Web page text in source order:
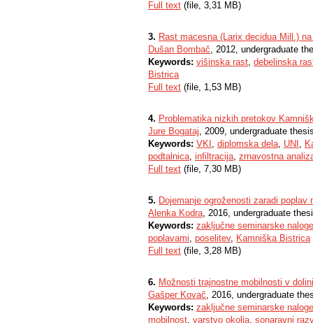
Full text (file, 3,31 MB)
3. Rast macesna (Larix decidua Mill.)
Dušan Bombač, 2012, undergraduate
Keywords: višinska rast, debelinska
Bistrica
Full text (file, 1,53 MB)
4. Problematika nizkih pretokov
Jure Bogataj, 2009, undergraduate
Keywords: VKI , diplomska dela, UNI ,
podtalnica, infiltracija, zrnavostna
Full text (file, 7,30 MB)
5. Dojemanje ogroženosti zaradi
Alenka Kodra, 2016, undergraduate
Keywords: zaključne seminarske naloge
poplavami, poselitev, Kamniška Bistrica
Full text (file, 3,28 MB)
6. Možnosti trajnostne mobilnosti v
Gašper Kovač, 2016, undergraduate
Keywords: zaključne seminarske naloge
mobilnost, varstvo okolja, sonaravni